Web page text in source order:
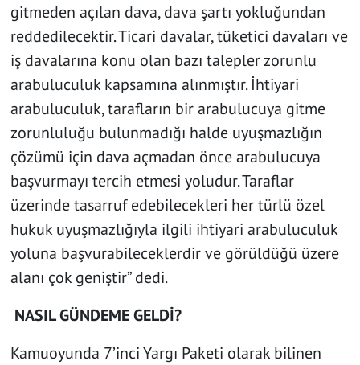
gitmeden açılan dava, dava şartı yokluğundan
reddedilecektir. Ticari davalar, tüketici davaları ve
iş davalarına konu olan bazı talepler zorunlu
arabuluculuk kapsamına alınmıştır. İhtiyari
arabuluculuk, tarafların bir arabulucuya gitme
zorunluluğu bulunmadığı halde uyuşmazlığın
çözümü için dava açmadan önce arabulucuya
başvurmayı tercih etmesi yoludur. Taraflar
üzerinde tasarruf edebilecekleri her türlü özel
hukuk uyuşmazlığıyla ilgili ihtiyari arabuluculuk
yoluna başvurabileceklerdir ve görüldüğü üzere
alanı çok geniştir” dedi.
NASIL GÜNDEME GELDİ?
Kamuoyunda 7’inci Yargı Paketi olarak bilinen